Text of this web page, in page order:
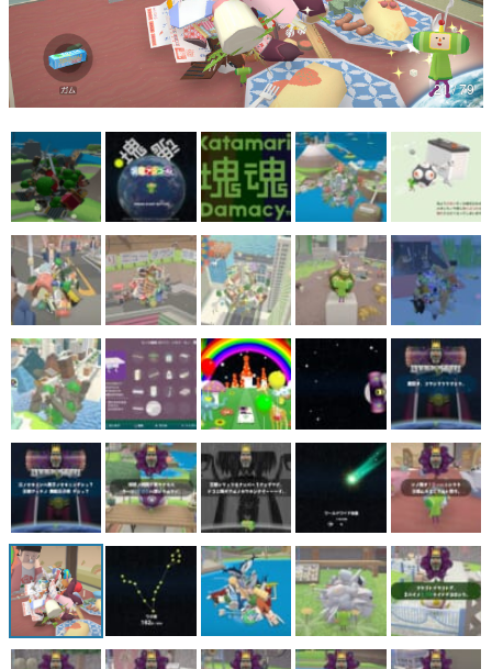
カテゴリ
特集記事
マンガ
女性向け
アプリレビュー
その他
電ファミニコゲーマーとは？
運営：株式会社マレ
21 / 79